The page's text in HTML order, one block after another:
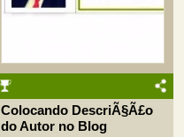
Colocando DescriÃ§Ã£o
do Autor no Blog